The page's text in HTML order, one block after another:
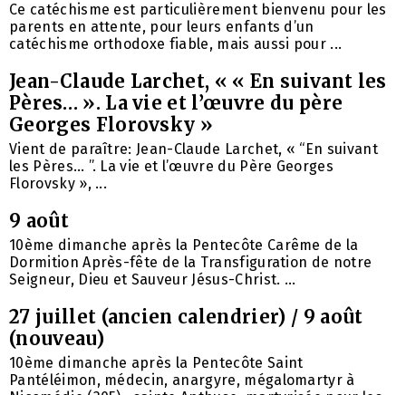
Ce catéchisme est particulièrement bienvenu pour les
parents en attente, pour leurs enfants d’un
catéchisme orthodoxe fiable, mais aussi pour ...
Jean-Claude Larchet, « « En suivant les
Pères… ». La vie et l’œuvre du père
Georges Florovsky »
Vient de paraître: Jean-Claude Larchet, « “En suivant
les Pères… ”. La vie et l’œuvre du Père Georges
Florovsky », ...
9 août
10ème dimanche après la Pentecôte Carême de la
Dormition Après-fête de la Transfiguration de notre
Seigneur, Dieu et Sauveur Jésus-Christ. ...
27 juillet (ancien calendrier) / 9 août
(nouveau)
10ème dimanche après la Pentecôte Saint
Pantéléimon, médecin, anargyre, mégalomartyr à